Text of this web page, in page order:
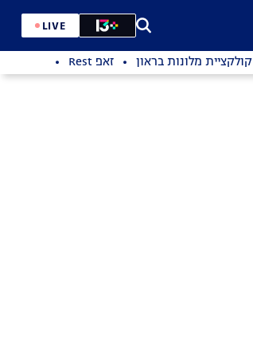
LIVE
קולקציית מלונות בראון זאפ Rest